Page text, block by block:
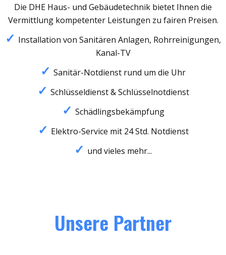
Die DHE Haus- und Gebäudetechnik bietet Ihnen die
Vermittlung kompetenter Leistungen zu fairen Preisen.
Installation von Sanitären Anlagen, Rohrreinigungen,
Kanal-TV
Sanitär-Notdienst rund um die Uhr
Schlüsseldienst & Schlüsselnotdienst
Schädlingsbekämpfung
Elektro-Service mit 24 Std. Notdienst
und vieles mehr...
Unsere Partner